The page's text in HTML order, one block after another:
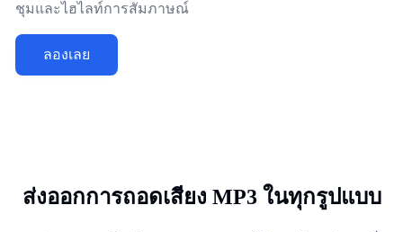
ชุมและไฮไลท์การสัมภาษณ์
ลองเลย
ส่งออกการถอดเสียง MP3 ในทุกรูปแบบ